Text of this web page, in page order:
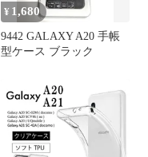
¥ 1,680
9442 GALAXY A20 手帳
型ケース ブラック